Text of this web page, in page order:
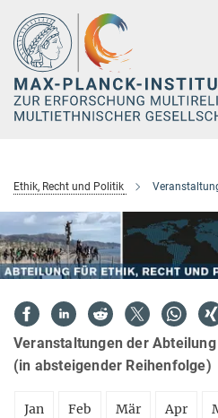
Hauptinhalt
Ethik, Recht und Politik
Veranstaltungen der
(in absteigender Reihenfolge)
Jan Feb Mär Apr